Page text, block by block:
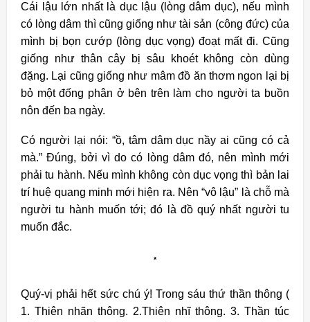
Cái lậu lớn nhất là dục lậu (lòng dâm dục), nếu mình
có lòng dâm thì cũng giống như tài sản (công đức) của
mình bị bọn cướp (lòng dục vọng) đoạt mất đi. Cũng
giống như thân cây bị sâu khoét không còn dùng
đặng. Lại cũng giống như mâm đồ ăn thơm ngon lại bị
bỏ một đống phân ở bên trên làm cho người ta buồn
nôn đến ba ngày.
Có người lại nói: “ồ, tâm dâm dục nầy ai cũng có cả
mà.” Ðúng, bởi vì do có lòng dâm đó, nên mình mới
phải tu hành. Nếu mình không còn dục vọng thì bản lai
trí huệ quang minh mới hiện ra. Nên “vô lậu” là chỗ mà
người tu hành muốn tới; đó là đồ quý nhất người tu
muốn đắc.
*
Quý-vị phải hết sức chú ý! Trong sáu thứ thần thông (
1. Thiên nhãn thông. 2.Thiên nhĩ thông. 3. Thần túc